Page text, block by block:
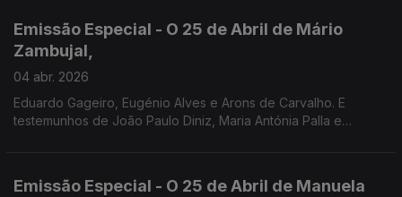
Emissão Especial - O 25 de Abril de Mário
Zambujal,
04 abr. 2026
Eduardo Gageiro, Eugénio Alves e Arons de Carvalho. E
testemunhos de João Paulo Diniz, Maria Antónia Palla e
Emissão Especial - O 25 de Abril de Manuela